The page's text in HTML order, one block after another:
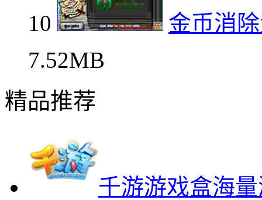
10
金币消
7.52MB
精品推荐
千游游戏盒海